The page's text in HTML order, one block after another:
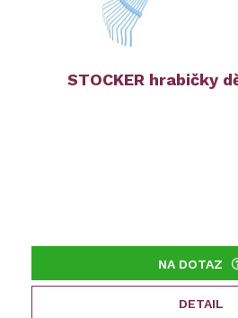
STOCKER hrabičky
NA DOTAZ
DETAIL